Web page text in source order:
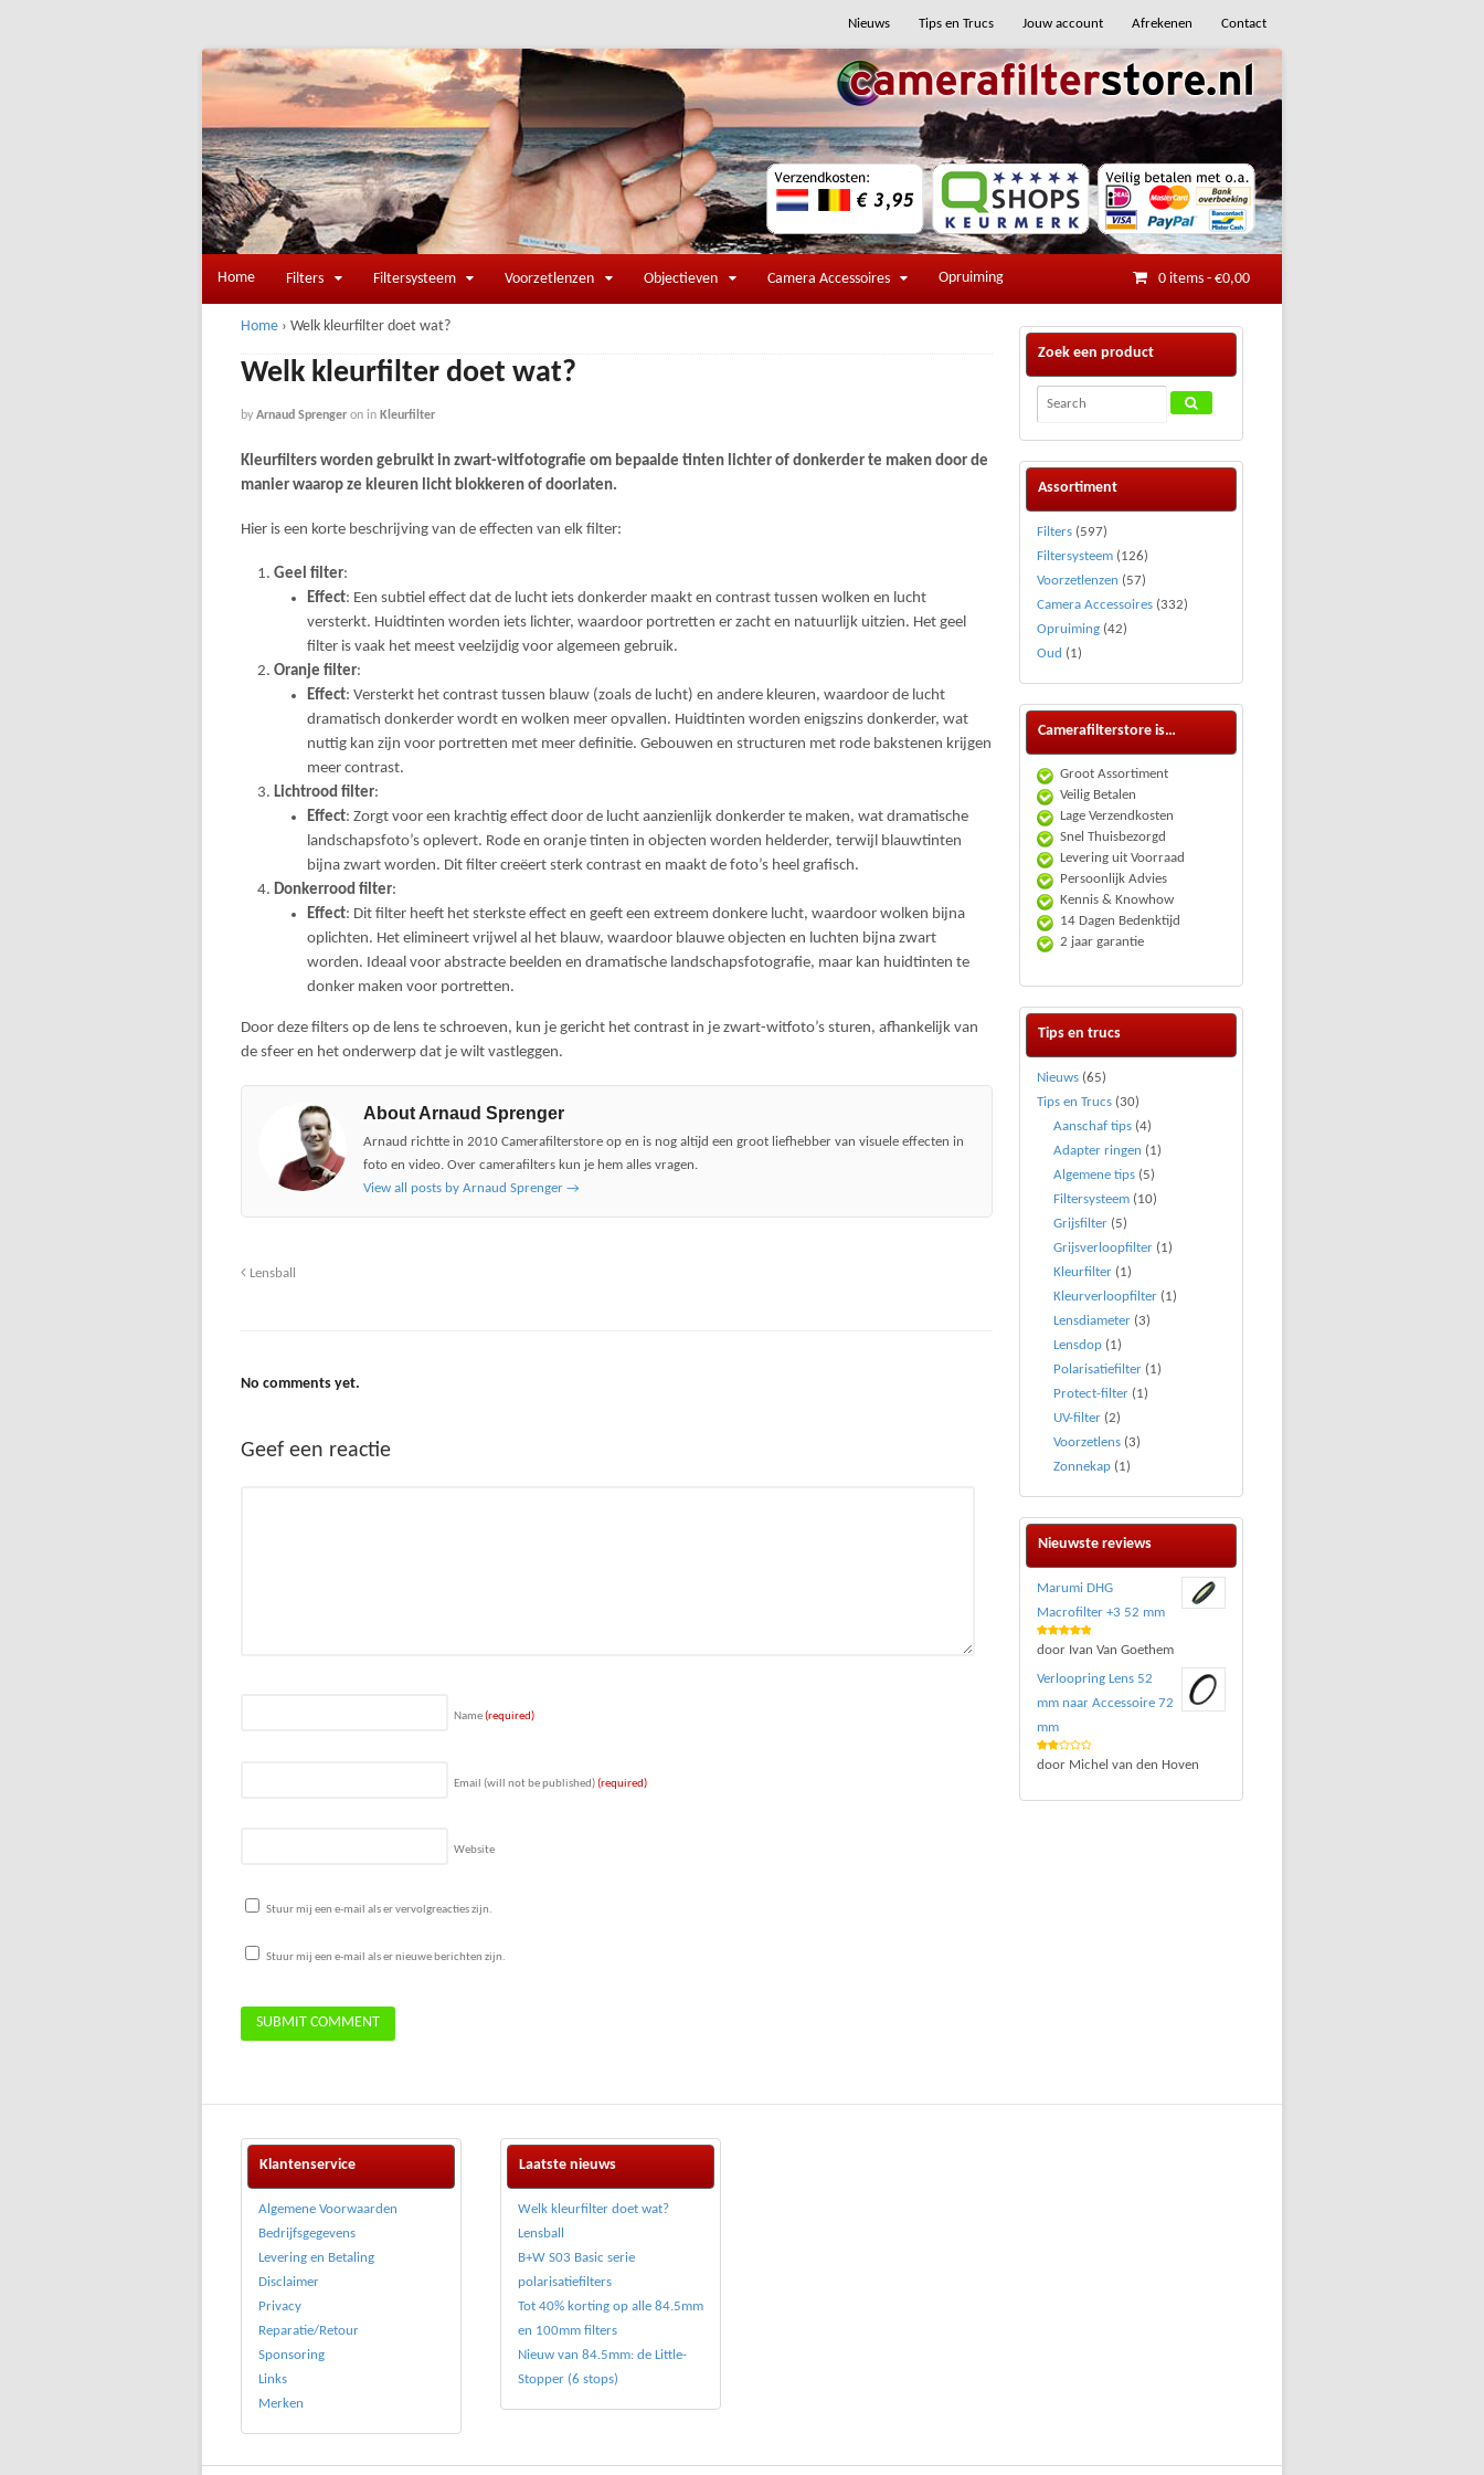
Nieuws Tips en Trucs Jouw account Afrekenen Contact
Home Filters Filtersysteem Voorzetlenzen Objectieven Camera Accessoires Opruiming 0 items - €0,00
Home › Welk kleurfilter doet wat?
Welk kleurfilter doet wat?
by Arnaud Sprenger on in Kleurfilter
Kleurfilters worden gebruikt in zwart-witfotografie om bepaalde tinten lichter of donkerder te maken door de
manier waarop ze kleuren licht blokkeren of doorlaten.
Hier is een korte beschrijving van de effecten van elk filter:
Geel filter:
Effect: Een subtiel effect dat de lucht iets donkerder maakt en contrast tussen wolken en lucht
versterkt. Huidtinten worden iets lichter, waardoor portretten er zacht en natuurlijk uitzien. Het geel
filter is vaak het meest veelzijdig voor algemeen gebruik.
Oranje filter:
Effect: Versterkt het contrast tussen blauw (zoals de lucht) en andere kleuren, waardoor de lucht
dramatisch donkerder wordt en wolken meer opvallen. Huidtinten worden enigszins donkerder, wat
nuttig kan zijn voor portretten met meer definitie. Gebouwen en structuren met rode bakstenen krijgen
meer contrast.
Lichtrood filter:
Effect: Zorgt voor een krachtig effect door de lucht aanzienlijk donkerder te maken, wat dramatische
landschapsfoto’s oplevert. Rode en oranje tinten in objecten worden helderder, terwijl blauwtinten
bijna zwart worden. Dit filter creëert sterk contrast en maakt de foto’s heel grafisch.
Donkerrood filter:
Effect: Dit filter heeft het sterkste effect en geeft een extreem donkere lucht, waardoor wolken bijna
oplichten. Het elimineert vrijwel al het blauw, waardoor blauwe objecten en luchten bijna zwart
worden. Ideaal voor abstracte beelden en dramatische landschapsfotografie, maar kan huidtinten te
donker maken voor portretten.
Door deze filters op de lens te schroeven, kun je gericht het contrast in je zwart-witfoto’s sturen, afhankelijk van
de sfeer en het onderwerp dat je wilt vastleggen.
About Arnaud Sprenger
Arnaud richtte in 2010 Camerafilterstore op en is nog altijd een groot liefhebber van visuele effecten in
foto en video. Over camerafilters kun je hem alles vragen.
View all posts by Arnaud Sprenger →
Lensball
No comments yet.
Geef een reactie
Name(required)
Email (will not be published)(required)
Website
Stuur mij een e-mail als er vervolgreacties zijn.
Stuur mij een e-mail als er nieuwe berichten zijn.
Zoek een product
Assortiment
Filters (597)
Filtersysteem (126)
Voorzetlenzen (57)
Camera Accessoires (332)
Opruiming (42)
Oud (1)
Camerafilterstore is…
Groot Assortiment
Veilig Betalen
Lage Verzendkosten
Snel Thuisbezorgd
Levering uit Voorraad
Persoonlijk Advies
Kennis & Knowhow
14 Dagen Bedenktijd
2 jaar garantie
Tips en trucs
Nieuws(65)
Tips en Trucs(30)
Aanschaf tips(4)
Adapter ringen (1)
Algemene tips(5)
Filtersysteem(10)
Grijsfilter(5)
Grijsverloopfilter(1)
Kleurfilter(1)
Kleurverloopfilter(1)
Lensdiameter(3)
Lensdop(1)
Polarisatiefilter(1)
Protect-filter(1)
UV-filter(2)
Voorzetlens(3)
Zonnekap(1)
Nieuwste reviews
Marumi DHG
Macrofilter +3 52 mm
Waardering
door Ivan Van Goethem
Verloopring Lens 52
mm naar Accessoire 72
mm
Waar
door Michel van den Hoven
Klantenservice
Algemene Voorwaarden
Bedrijfsgegevens
Levering en Betaling
Disclaimer
Privacy
Reparatie/Retour
Sponsoring
Links
Merken
Laatste nieuws
Welk kleurfilter doet wat?
Lensball
B+W S03 Basic serie
polarisatiefilters
Tot 40% korting op alle 84.5mm
en 100mm filters
Nieuw van 84.5mm: de Little-
Stopper (6 stops)